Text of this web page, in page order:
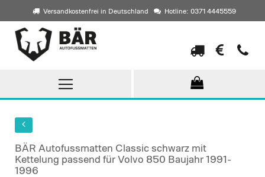
Versandkostenfrei in Deutschland Hotline: 0371 4445559
Direkt
zum
Inhalt
BÄR Autofussmatten Classic schwarz mit
Kettelung passend für Volvo 850 Baujahr 1991-
1996